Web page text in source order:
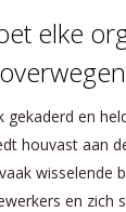
elke
gekaderd en
houvast aan
wisselende
en zich